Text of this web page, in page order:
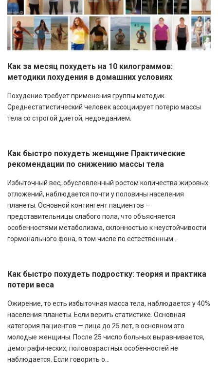
Как за месяц похудеть на 10 килограммов:
методики похудения в домашних условиях
Похудение требует применения группы методик.
Среднестатистический человек ассоциирует потерю массы
тела со строгой диетой, недоеданием.
Как быстро похудеть женщине Практические
рекомендации по снижению массы тела
Избыточный вес, обусловленный ростом количества жировых
отложений, наблюдается почти у половины населения
планеты. Основной контингент пациентов —
представительницы слабого пола, что объясняется
особенностями метаболизма, склонностью к неустойчивости
гормонального фона, в том числе по естественным...
Как быстро похудеть подростку: теория и практика
потери веса
Ожирение, то есть избыточная масса тела, наблюдается у 40%
населения планеты. Если верить статистике. Основная
категория пациентов — лица до 25 лет, в основном это
молодые женщины. После 25 число больных выравнивается,
демографических, половозрастных особенностей не
наблюдается. Если говорить о...